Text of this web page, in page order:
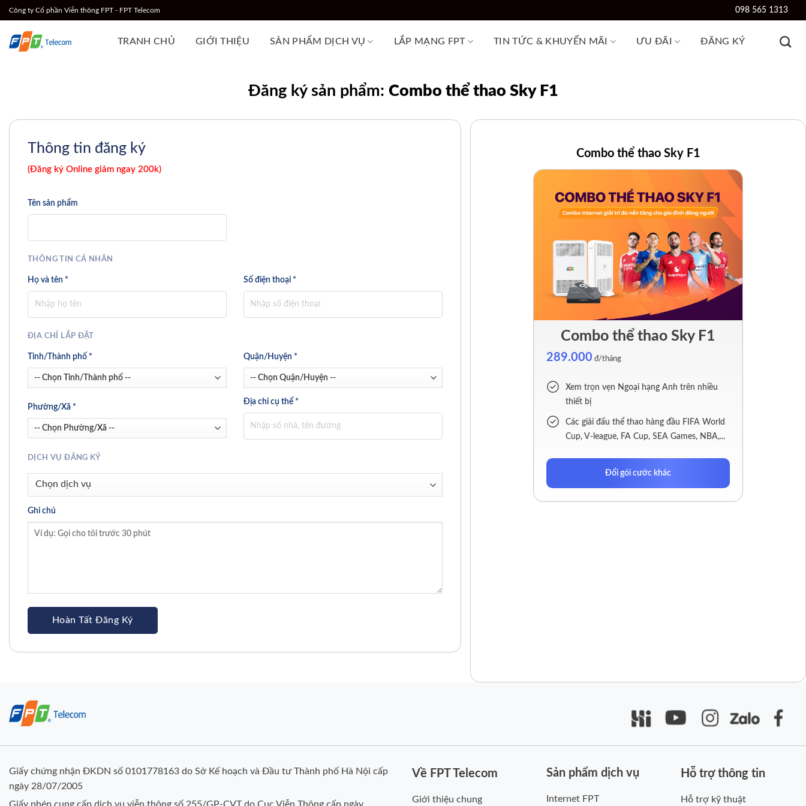
Chuyển
đến
nội
dung
Công ty Cổ phần Viễn thông FPT - FPT Telecom 098 565 1313
TRANH CHỦ GIỚI THIỆU SẢN PHẨM DỊCH VỤ LẮP MẠNG FPT TIN TỨC & KHUYẾN MÃI ƯU ĐÃI ĐĂNG KÝ
Đăng ký sản phẩm: Combo thể thao Sky F1
Thông tin đăng ký
(Đăng ký Online giảm ngay 200k)
Tên sản phẩm
THÔNG TIN CÁ NHÂN
Họ và tên * Số điện thoại *
ĐỊA CHỈ LẮP ĐẶT
Tỉnh/Thành phố * Quận/Huyện *
Phường/Xã *
Địa chỉ cụ thể *
DỊCH VỤ ĐĂNG KÝ
Ghi chú
Combo thể thao Sky F1
Combo thể thao Sky F1
289.000 đ/tháng
Xem trọn vẹn Ngoại hạng Anh trên nhiều
thiết bị
Các giải đấu thể thao hàng đầu FIFA World
Cup, V-league, FA Cup, SEA Games, NBA,...
Modem Wi-Fi 6 & FPT Play Box 4K
Tặng 01 thiết bị Access Point & 3 tháng
Đổi gói cước khác
Giấy chứng nhận ĐKDN số 0101778163 do Sở Kế hoạch và Đầu tư Thành phố Hà Nội cấp
ngày 28/07/2005
Về FPT Telecom
Giới thiệu chung
Sản phẩm dịch vụ
Internet FPT
Hỗ trợ thông tin
Hỗ trợ kỹ thuật